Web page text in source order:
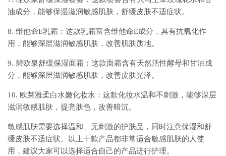
油成分，能够保湿滋润敏感肌肤，舒缓皮肤不适症状。
8. 维他命E乳霜：这款乳霜富含维他命E成分，具有抗氧化作
用，能够深层滋润敏感肌肤，改善肌肤质地。
9. 碧欧泉舒缓保湿面霜：这款面霜含有天然活性酵母和甘油成
分，能够深层滋润敏感肌肤，改善皮肤光泽。
10. 欧莱雅柔白水嫩化妆水：这款化妆水温和不刺激，能够深层
滋润敏感肌肤，提亮肤色，改善暗沉。
敏感肌肤需要选择温和、无刺激的护肤品，同时注意保湿和舒
缓皮肤不适症状。以上十款产品都非常适合敏感肌肤的人使
用，建议大家可以选择适合自己的产品进行护理。